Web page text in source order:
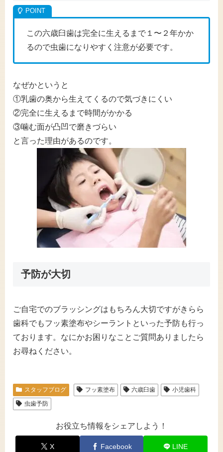
この六歳臼歯は完全に生えるまで１〜２年かか
るので虫歯になりやすく注意が必要です。
なぜかというと
①乳歯の奥から生えてくるので気づきにくい
②完全に生えるまで時間がかかる
③噛む面が凸凹で磨きづらい
と言った理由があるのです。
予防が大切
ご自宅でのブラッシングはもちろん大切ですがきらら
歯科でもフッ素塗布やシーラントといった予防も行っ
ております。なにかお困りなことご質問ありましたら
お尋ねください。
スタッフブログ フッ素塗布 六歳臼歯
小児歯科
虫歯予防
お役立ち情報をシェアしよう！
X Facebook LINE